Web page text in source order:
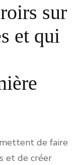
sur
et qui
de faire
et de créer